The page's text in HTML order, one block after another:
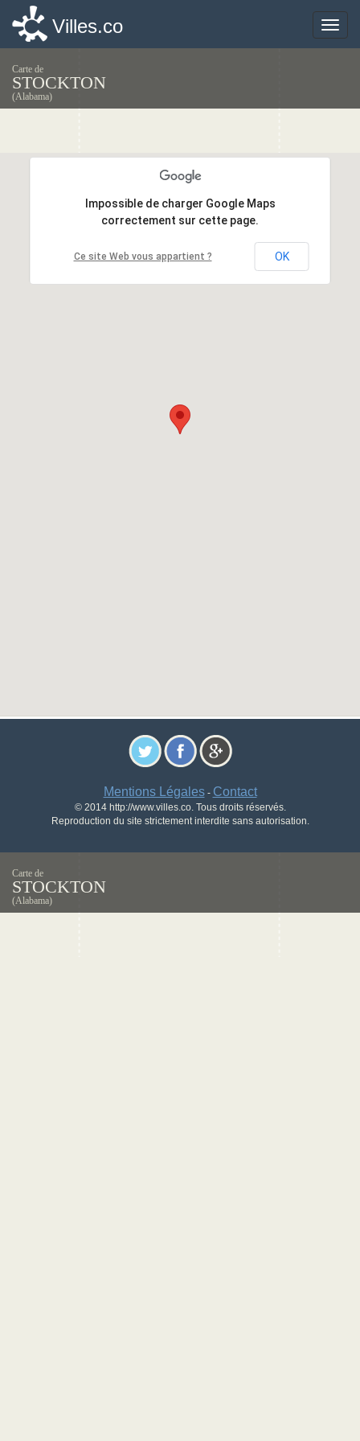
Toggle
Villes.co
Carte de
STOCKTON
(Alabama)
Impossible de charger Google Maps
correctement sur cette page.
Ce site Web vous appartient ? OK
Impossible de charger Google Maps
correctement sur cette page.
Ce site Web vous appartient ? OK
Mentions Légales- Contact
© 2014 http://www.villes.co. Tous droits réservés.
Reproduction du site strictement interdite sans autorisation.
Toggle
Villes.co
Carte de
STOCKTON
(Alabama)